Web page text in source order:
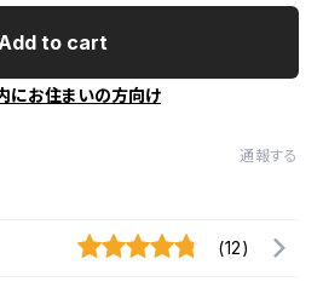
to cart
にお住まいの方向け
通報する
(12)